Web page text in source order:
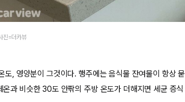
진=더카뷰
, 영양분이 그것이다. 행주에는 음식물 잔여물이 항상 묻
과 비슷한 30도 안팎의 주방 온도가 더해지면 세균 증식